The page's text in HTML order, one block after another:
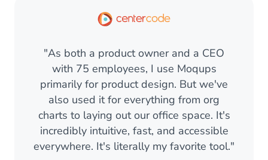
"As both a product owner and a CEO
with 75 employees, I use Moqups
primarily for product design. But we've
also used it for everything from org
charts to laying out our office space. It's
incredibly intuitive, fast, and accessible
everywhere. It's literally my favorite tool."